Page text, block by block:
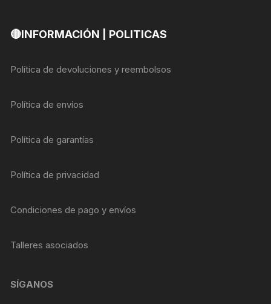
🔴INFORMACIÓN | POLITICAS
Política de devoluciones y reembolsos
Política de envíos
Política de garantías
Política de privacidad
Condiciones de pago y envíos
Talleres asociados
SÍGANOS